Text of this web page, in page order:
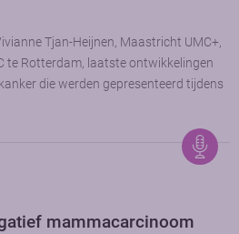
Tjan-Heijnen, Maastricht UMC+,
te Rotterdam, laatste ontwikkelingen
die werden gepresenteerd tijdens
mammacarcinoom